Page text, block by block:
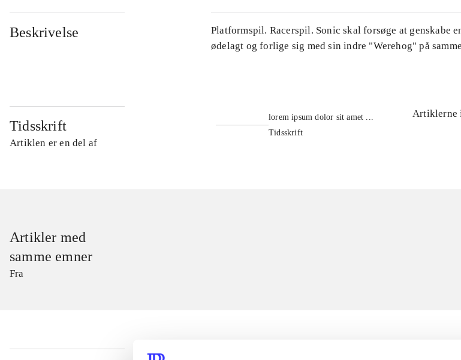
Beskrivelse
Platformspil. Racerspil. Sonic skal forsøge at genskabe
ødelagt og forlige sig med sin indre "Werehog" på
Tidsskrift
Artiklen er en del af
lorem ipsum dolor sit amet ...
Tidsskrift
Artiklerne
Artikler med
samme emner
Fra